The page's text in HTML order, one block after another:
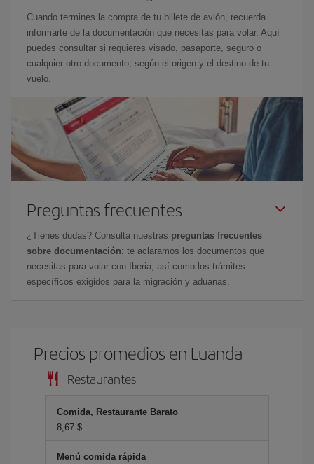
Cuando termines la compra de tu billete de avión, recuerda
informarte de la documentación que necesitas para volar. Aquí
puedes consultar si requieres visado, pasaporte, seguro o
cualquier otro documento, según el origen y el destino de tu
vuelo.
Preguntas frecuentes
¿Tienes dudas? Consulta nuestras preguntas frecuentes
sobre documentación: te aclaramos los documentos que
necesitas para volar con Iberia, así como los trámites
específicos exigidos para la migración y aduanas.
Precios promedios en Luanda
Restaurantes
Comida, Restaurante Barato
8,67 $
Menú comida rápida